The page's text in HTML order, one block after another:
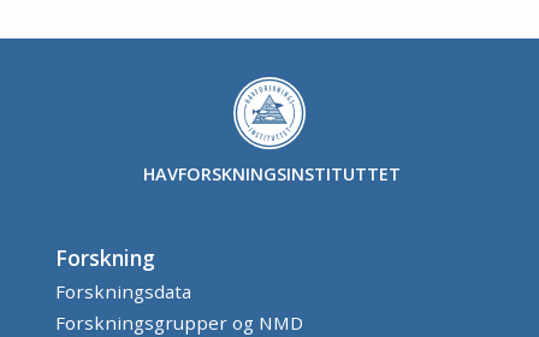
HAVFORSKNINGSINSTITUTTET
Forskning
Forskningsdata
Forskningsgrupper og NMD